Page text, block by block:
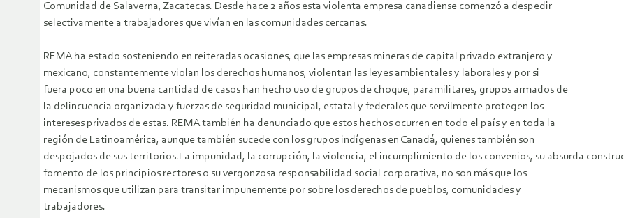
Comunidad de Salaverna, Zacatecas. Desde hace 2 años esta violenta empresa canadiense comenzó a despedir
selectivamente a trabajadores que vivían en las comunidades cercanas.
REMA ha estado sosteniendo en reiteradas ocasiones, que las empresas mineras de capital privado extranjero y
mexicano, constantemente violan los derechos humanos, violentan las leyes ambientales y laborales y por si
fuera poco en una buena cantidad de casos han hecho uso de grupos de choque, paramilitares, grupos armados de
la delincuencia organizada y fuerzas de seguridad municipal, estatal y federales que servilmente protegen los
intereses privados de estas. REMA también ha denunciado que estos hechos ocurren en todo el país y en toda la
región de Latinoamérica, aunque también sucede con los grupos indígenas en Canadá, quienes también son
despojados de sus territorios.La impunidad, la corrupción, la violencia, el incumplimiento de los convenios, su absurda
fomento de los principios rectores o su vergonzosa responsabilidad social corporativa, no son más que los
mecanismos que utilizan para transitar impunemente por sobre los derechos de pueblos, comunidades y
trabajadores.